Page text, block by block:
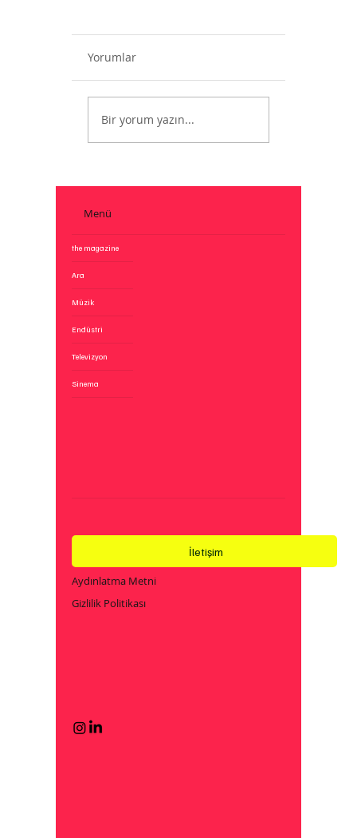
Yorumlar
Bir yorum yazın...
Menü
the magazine
Ara
Müzik
Endüstri
Televizyon
Sinema
İletişim
Aydınlatma Metni
Gizlilik Politikası